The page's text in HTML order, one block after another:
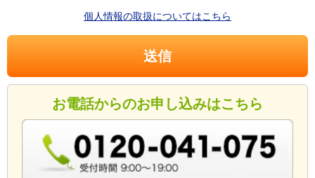
個人情報の取扱についてはこちら
お電話からのお申し込みはこちら